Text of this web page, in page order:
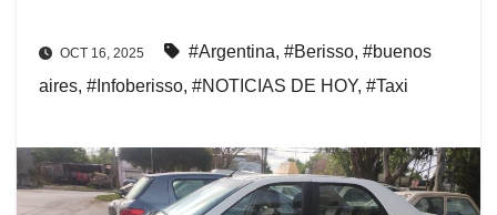
OCT 16, 2025 #Argentina, #Berisso, #buenos
aires, #Infoberisso, #NOTICIAS DE HOY, #Taxi